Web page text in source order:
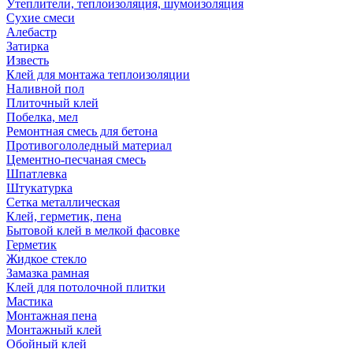
Утеплители, теплоизоляция, шумоизоляция
Сухие смеси
Алебастр
Затирка
Известь
Клей для монтажа теплоизоляции
Наливной пол
Плиточный клей
Побелка, мел
Ремонтная смесь для бетона
Противогололедный материал
Цементно-песчаная смесь
Шпатлевка
Штукатурка
Сетка металлическая
Клей, герметик, пена
Бытовой клей в мелкой фасовке
Герметик
Жидкое стекло
Замазка рамная
Клей для потолочной плитки
Мастика
Монтажная пена
Монтажный клей
Обойный клей